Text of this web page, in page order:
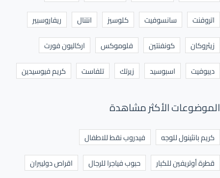
اتروفنت
سانسوفيت كلوسيز انتنال
ريفاروسبير
زيثروكان
كونفنتين فلوموكس
اركاليون فورت
ديبوفيت
اسبوسيد زيرتك تلفاست كريم فيوسيدين
الموضوعات الأكثر مشاهدة
كريم بانثينول للوجه
فيدروب نقط للاطفال
قطرة أوتريفين للكبار
حبوب فياجرا للرجال
اقراص دوليبران